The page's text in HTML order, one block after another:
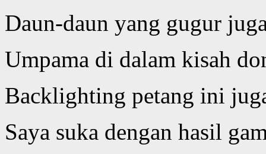
Daun-daun yang gugur
Umpama di dalam kisah
Backlighting petang ini
Saya suka dengan hasil